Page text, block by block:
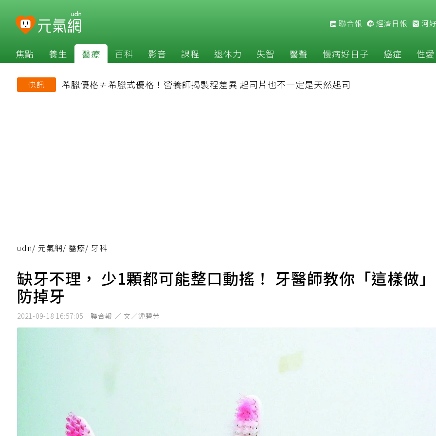
聯合報 經濟日報 河
焦點 養生 醫療 百科 影音 課程 退休力 失智 醫聲 慢病好日子 癌症 性愛
快訊 希臘優格≠希臘式優格！營養師揭製程差異 起司片也不一定是天然起司
udn/ 元氣網/ 醫療/ 牙科
缺牙不理， 少1顆都可能整口動搖！ 牙醫師教你「這樣做
防掉牙
2021-09-18 16:57:05 聯合報 ／ 文／鍾碧芳